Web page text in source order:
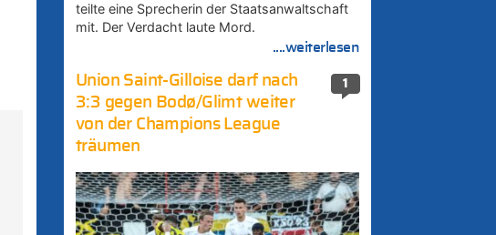
teilte eine Sprecherin der Staatsanwaltschaft
mit. Der Verdacht laute Mord.
....weiterlesen
1
Union Saint-Gilloise darf nach
3:3 gegen Bodø/Glimt weiter
von der Champions League
träumen